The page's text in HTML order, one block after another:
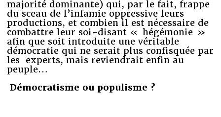
majorité dominante) qui, par le fait, frappe
du sceau de l’infamie oppressive leurs
productions, et combien il est nécessaire de
combattre leur soi-disant « hégémonie »
afin que soit introduite une véritable
démocratie qui ne serait plus confisquée par
les experts, mais reviendrait enfin au
peuple…
Démocratisme ou populisme ?